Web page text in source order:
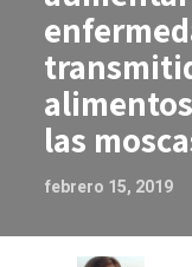
las
febrero 15, 2019